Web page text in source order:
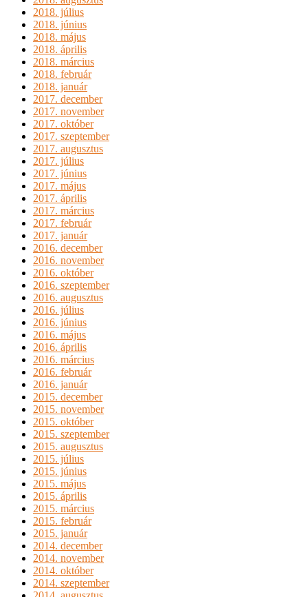
2018. július
2018. június
2018. május
2018. április
2018. március
2018. február
2018. január
2017. december
2017. november
2017. október
2017. szeptember
2017. augusztus
2017. július
2017. június
2017. május
2017. április
2017. március
2017. február
2017. január
2016. december
2016. november
2016. október
2016. szeptember
2016. augusztus
2016. július
2016. június
2016. május
2016. április
2016. március
2016. február
2016. január
2015. december
2015. november
2015. október
2015. szeptember
2015. augusztus
2015. július
2015. június
2015. május
2015. április
2015. március
2015. február
2015. január
2014. december
2014. november
2014. október
2014. szeptember